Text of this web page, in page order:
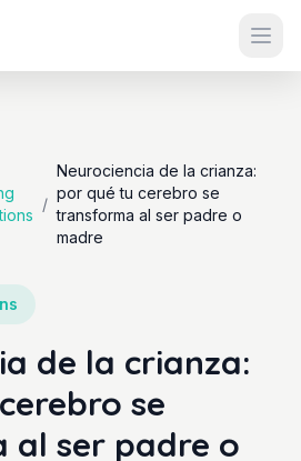
/
Neurociencia de la crianza:
por qué tu cerebro se
transforma al ser padre o
madre
de la crianza:
se
ser padre o